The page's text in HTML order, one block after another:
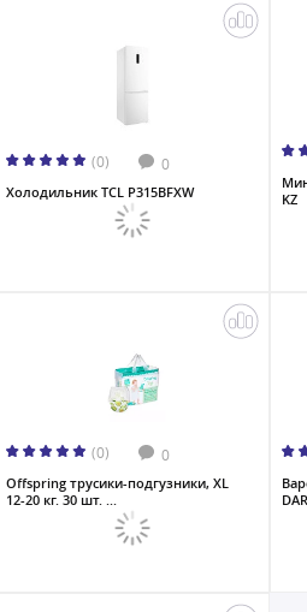
(0) 0
Холодильник TCL P315BFXW
KZ
(0) 0
Offspring трусики-подгузники, XL
12-20 кг. 30 шт. ...